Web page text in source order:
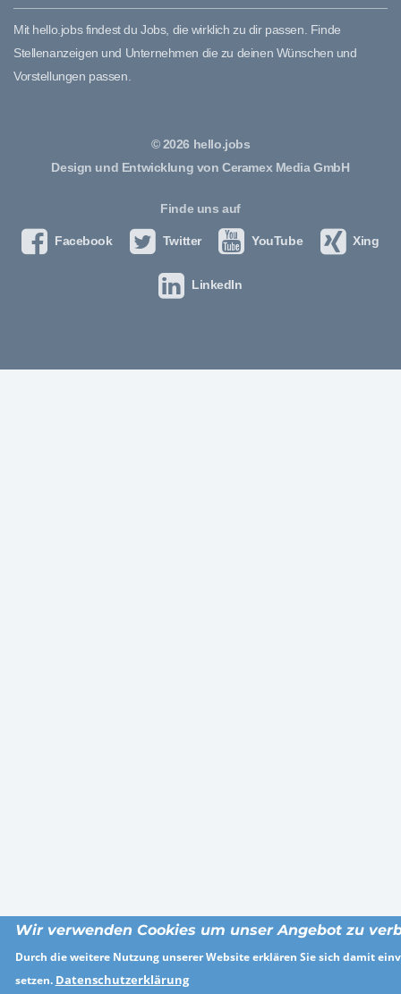
Mit hello.jobs findest du Jobs, die wirklich zu dir passen. Finde
Stellenanzeigen und Unternehmen die zu deinen Wünschen und
Vorstellungen passen.
© 2026 hello.jobs
Design und Entwicklung von Ceramex Media GmbH
Finde uns auf
Facebook Twitter YouTube Xing
LinkedIn
Wir verwenden Cookies um unser Angebot zu
Durch die weitere Nutzung unserer Website erklären Sie sich damit
setzen. Datenschutzerklärung